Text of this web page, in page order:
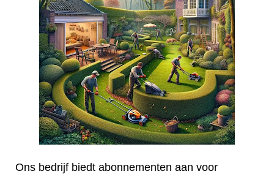
Ons bedrijf biedt abonnementen aan voor